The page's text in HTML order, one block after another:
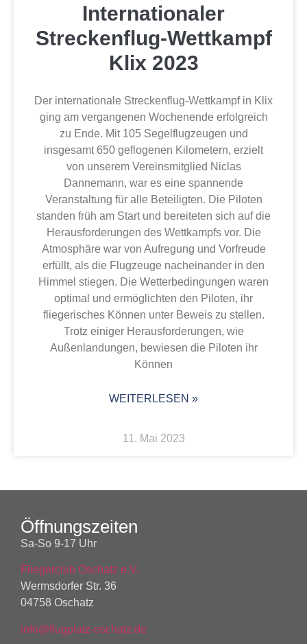
Internationaler
Streckenflug-Wettkampf
Klix 2023
Der internationale Streckenflug-Wettkampf in Klix
ging am vergangenen Wochenende erfolgreich
zu Ende. Mit 105 Segelflugzeugen und
insgesamt 650 geflogenen Kilometern, erzielt
von unserem Vereinsmitglied Niclas
Dannemann, war es eine spannende
Veranstaltung für alle Beteiligten. Die Piloten
standen früh am Start und bereiteten sich auf die
Herausforderungen des Wettkampfs vor. Die
Atmosphäre war von Aufregung und Vorfreude
erfüllt, als die Flugzeuge nacheinander in den
Himmel stiegen. Die Wetterbedingungen waren
optimal und ermöglichten den Piloten, ihr
fliegerisches Können unter Beweis zu stellen.
Trotz einiger Herausforderungen, wie
Außenlandungen, bewiesen die Piloten ihr
Können
WEITERLESEN »
11. Mai 2023
Öffnungszeiten
Sa-So 9-17 Uhr
Fliegerclub Oschatz e.V.
Wermsdorfer Str. 36
04758 Oschatz
info@flugplatz-oschatz.de